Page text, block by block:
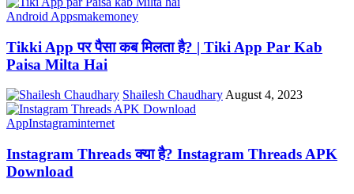
Android Appsmakemoney
Tikki App पर पैसा कब मिलता है? | Tiki App Par Kab
Paisa Milta Hai
Shailesh ChaudharyAugust 4, 2023
AppInstagraminternet
Instagram Threads क्या है? Instagram Threads APK
Download